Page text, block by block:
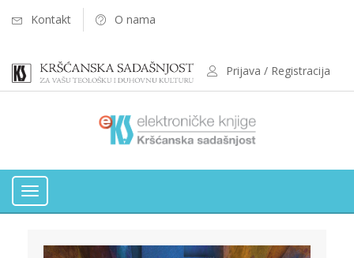
Kontakt O nama
Prijava / Registracija
Toggle